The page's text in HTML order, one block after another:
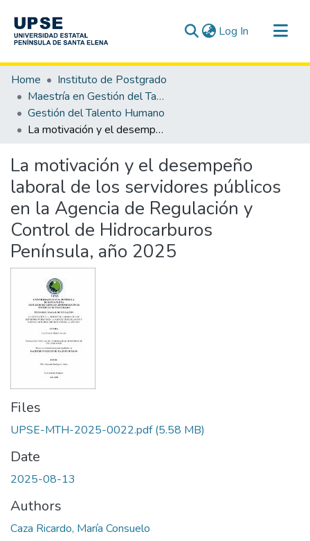
Log In (current)
Communities & Collections
All of DSpace
Statistics
Home
Instituto de Postgrado
Maestría en Gestión del Talento Humano
Gestión del Talento Humano
La motivación y el desempeño laboral de los servidores públicos en la Agencia de Regulación y Control de Hidrocarburos Península, año 2025
La motivación y el desempeño
laboral de los servidores públicos
en la Agencia de Regulación y
Control de Hidrocarburos
Península, año 2025
Files
UPSE-MTH-2025-0022.pdf(5.58 MB)
Date
2025-08-13
Authors
Caza Ricardo, María Consuelo